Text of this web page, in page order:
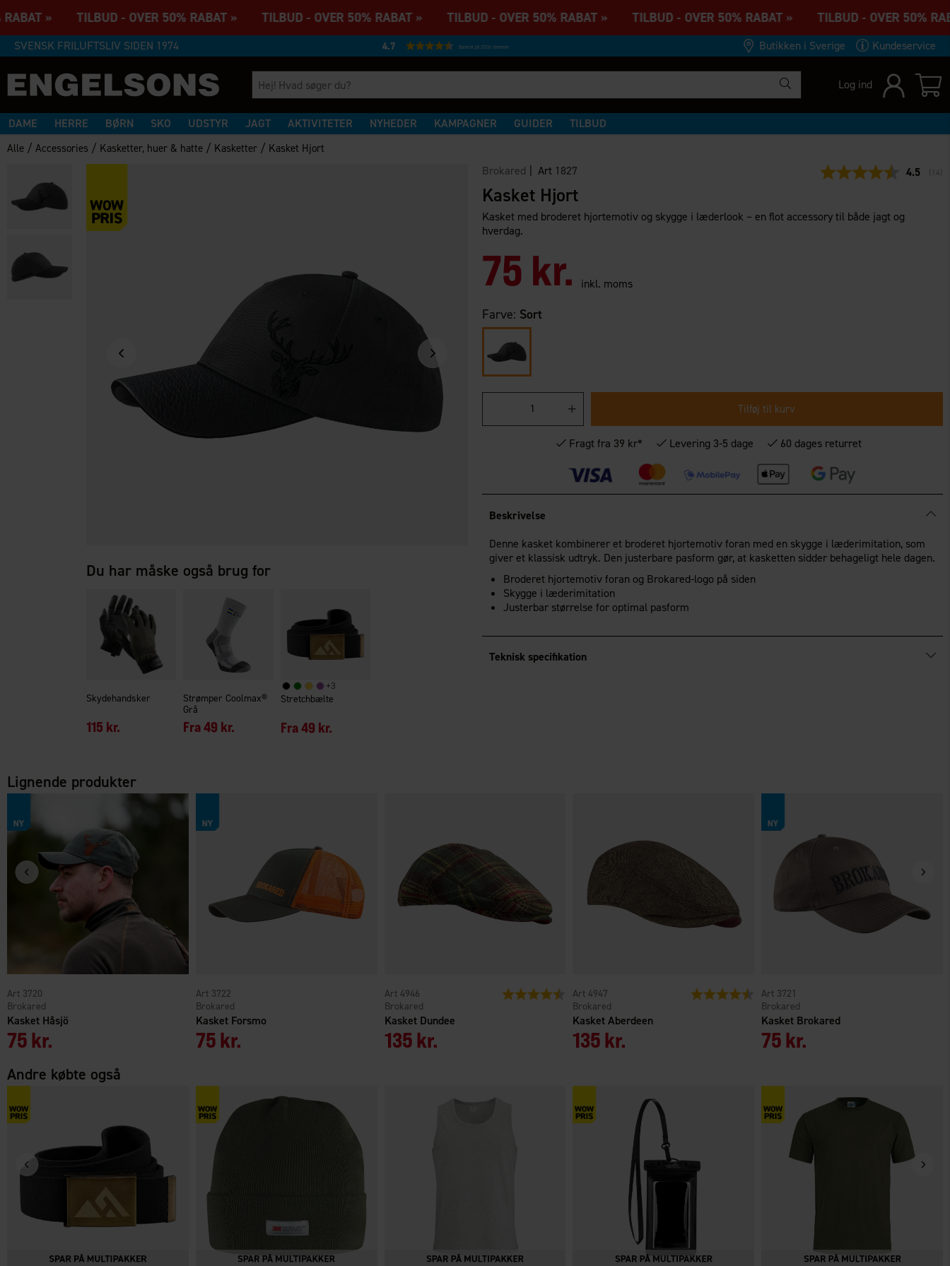
» TILBUD - OVER 50% RABAT » TILBUD - OVER 50% RABAT » TILBUD - OVER 50% RABAT » TILBUD - OVER 50% RABAT » TILBUD - OVER
SVENSK FRILUFTSLIV SIDEN 1974 4.7 Baseret på 27231 stemmer Butikken i Sverige Kundeservice
Log ind
DAME HERRE BØRN SKO UDSTYR JAGT AKTIVITETER NYHEDER KAMPAGNER GUIDER TILBUD
Alle /Accessories / Kasketter, huer & hatte / Kasketter / Kasket Hjort
Du har måske også brug for
Skydehandsker
115 kr.
Strømper Coolmax®
Grå
Fra49 kr.
+3
Stretchbælte
Fra49 kr.
Brokared | Art 1827 4.5 ( 14
Kasket Hjort
Kasket med broderet hjortemotiv og skygge i læderlook – en flot accessory til både jagt og
hverdag.
75 kr. inkl. moms
Farve: Sort
Tilføj til kurv
Fragt fra 39 kr* Levering 3-5 dage 60 dages returret
Beskrivelse
Denne kasket kombinerer et broderet hjortemotiv foran med en skygge i læderimitation, som
giver et klassisk udtryk. Den justerbare pasform gør, at kasketten sidder behageligt hele dagen.
Broderet hjortemotiv foran og Brokared-logo på siden
Skygge i læderimitation
Justerbar størrelse for optimal pasform
Teknisk specifikation
Lignende produkter
Kasket Håsjö
Brokared
3720
75 kr.
Kasket Forsmo
Brokared
3722
75 kr.
Kasket Dundee
Brokared
4946
135 kr.
Vurdering: 4.6 ud af 5 stjerner
Kasket Aberdeen
Brokared
4947
135 kr.
Vurdering: 4.5 ud af 5 stjerner
Kasket Brokared
Brokared
3721
75 kr.
Andre købte også